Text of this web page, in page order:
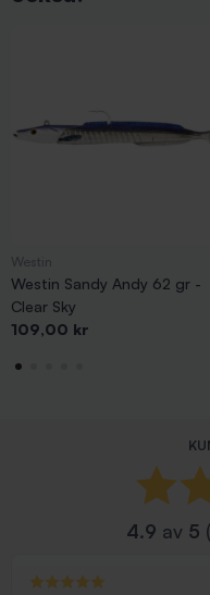
Westin Sandy Andy 62 gr -
Clear Sky
Pris
109,00 kr
4.9 av 5 (